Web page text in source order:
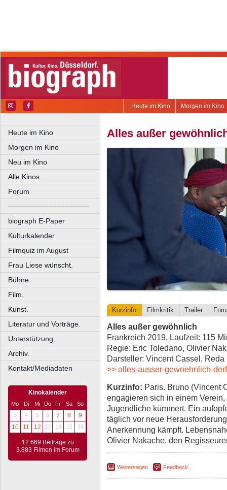
Morgen im Kino
Heute im Kino
Heute im Kino
Morgen im Kino
Neu im Kino
Alle Kinos
Forum
––––––––––––––––––––
biograph E-Paper
Kulturkalender
Filmquiz im August
Frau Liese wünscht.
Bühne.
Film.
Kunst.
Literatur und Vorträge.
Unterstützung.
Archiv.
Kontakt/Mediadaten
Kinokalender
Mo Di Mi Do Fr Sa
So
3
4 5 6 7 8
9
10
11 12 13 14 15 16
12.669 Beiträge zu
3.883 Filmen im Forum
Alles außer
Kurzinfo Filmkritik Trailer
Alles außer gewöhnlich
Frankreich 2019, Laufzeit: 115
Regie: Eric Toledano, Olivier
Darsteller: Vincent Cassel,
>> alles-ausser-gewoehnlich-
Kurzinfo: Paris. Bruno (Vincent
engagieren sich in einem
Jugendliche kümmert. Ein
täglich vor neue
Anerkennung kämpft.
Olivier Nakache, den
Weitersagen Feedback